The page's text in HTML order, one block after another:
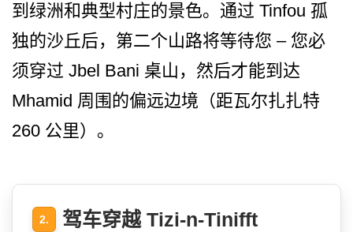
到绿洲和典型村庄的景色。通过 Tinfou 孤
独的沙丘后，第二个山路将等待您 – 您必
须穿过 Jbel Bani 桌山，然后才能到达
Mhamid 周围的偏远边境（距瓦尔扎扎特
260 公里）。
2. 驾车穿越 Tizi-n-Tinifft